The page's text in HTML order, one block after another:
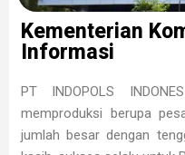
Kementerian
Informasi
PT INDOPOLS
memproduksi berupa
jumlah besar dengan